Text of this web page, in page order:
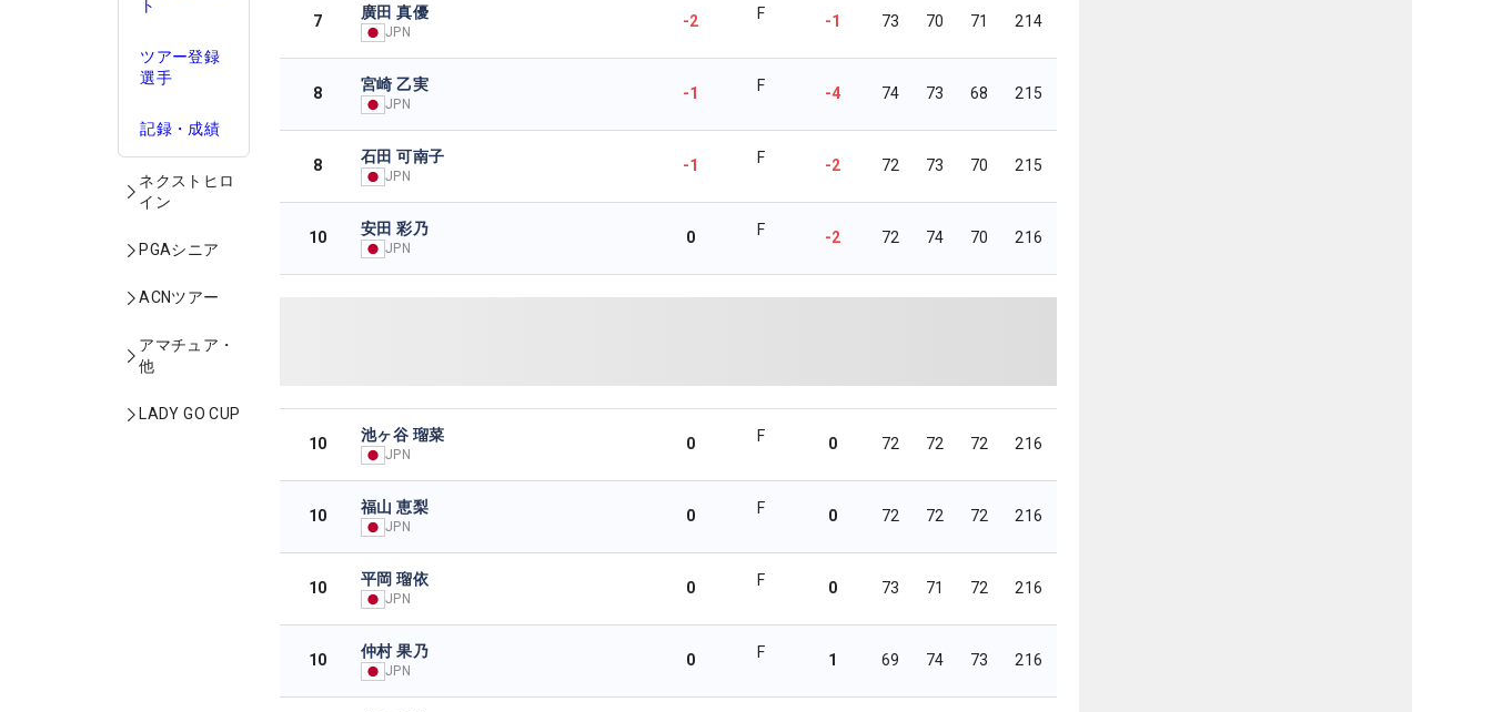
ト
ツアー登録
選手
記録・成績
ネクストヒロ
イン
PGAシニア
ACNツアー
アマチュア・
他
LADY GO CUP
7 廣田 真優
JPN
-2 F -1 73 70 71 214
8 宮崎 乙実
JPN
-1 F -4 74 73 68 215
8 石田 可南子
JPN
-1 F -2 72 73 70 215
10 安田 彩乃
JPN
0 F -2 72 74 70 216
10 池ヶ谷 瑠菜
JPN
0 F 0 72 72 72 216
10 福山 恵梨
JPN
0 F 0 72 72 72 216
10 平岡 瑠依
JPN
0 F 0 73 71 72 216
10 仲村 果乃
JPN
0 F 1 69 74 73 216